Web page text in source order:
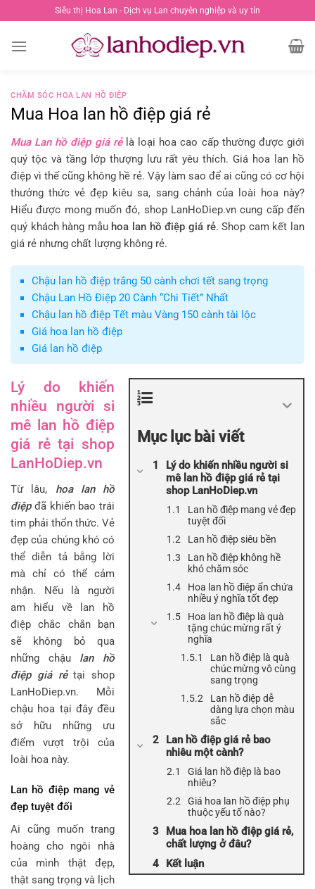
đến
nội
Siêu thị Hoa Lan - Dịch vụ Lan chuyên nghiệp và uy tín
CHĂM SÓC HOA LAN HỒ ĐIỆP
Mua Hoa lan hồ điệp giá rẻ
Mua Lan hồ điệp giá rẻlà loại hoa cao cấp thường được giới
quý tộc và tầng lớp thượng lưu rất yêu thích. Giá hoa lan hồ
điệp vì thế cũng không hề rẻ. Vậy làm sao để ai cũng có cơ hội
thưởng thức vẻ đẹp kiêu sa, sang chảnh của loài hoa này?
Hiểu được mong muốn đó, shop LanHoDiep.vn cung cấp đến
quý khách hàng mẫu hoa lan hồ điệp giá rẻ. Shop cam kết lan
giá rẻ nhưng chất lượng không rẻ.
Chậu lan hồ điệp trắng 50 cành chơi tết sang trọng
Chậu Lan Hồ Điệp 20 Cành “Chi Tiết” Nhất
Chậu lan hồ điệp Tết màu Vàng 150 cành tài lộc
Giá hoa lan hồ điệp
Giá lan hồ điệp
Mục lục bài viết
Lý do khiến nhiều người si
mê lan hồ điệp giá rẻ tại
shop LanHoDiep.vn
Lan hồ điệp mang vẻ đẹp
tuyệt đối
Lan hồ điệp siêu bền
Lan hồ điệp không hề
khó chăm sóc
Hoa lan hồ điệp ẩn chứa
nhiều ý nghĩa tốt đẹp
Hoa lan hồ điệp là quà
tặng chúc mừng rất ý
nghĩa
Lan hồ điệp là quà
chúc mừng vô cùng
sang trọng
Lan hồ điệp dễ
dàng lựa chọn màu
sắc
Lan hồ điệp giá rẻ bao
nhiêu một cành?
Giá lan hồ điệp là bao
nhiêu?
Giá hoa lan hồ điệp phụ
thuộc yếu tố nào?
Mua hoa lan hồ điệp giá rẻ,
chất lượng ở đâu?
Kết luận
Lý do khiến
nhiều người si
mê lan hồ điệp
giá rẻ tại shop
LanHoDiep.vn
Từ lâu, hoa lan hồ
điệpđã khiến bao trái
tim phải thổn thức. Vẻ
đẹp của chúng khó có
thể diễn tả bằng lời
mà chỉ có thể cảm
nhận. Nếu là người
am hiểu về lan hồ
điệp chắc chắn bạn
sẽ không bỏ qua
những chậu lan hồ
điệp giá rẻtại shop
LanHoDiep.vn. Mỗi
chậu hoa tại đây đều
sở hữu những ưu
điểm vượt trội của
loài hoa này.
Lan hồ điệp mang vẻ
đẹp tuyệt đối
Ai cũng muốn trang
hoàng cho ngôi nhà
của mình thật đẹp,
thật sang trọng và lịch